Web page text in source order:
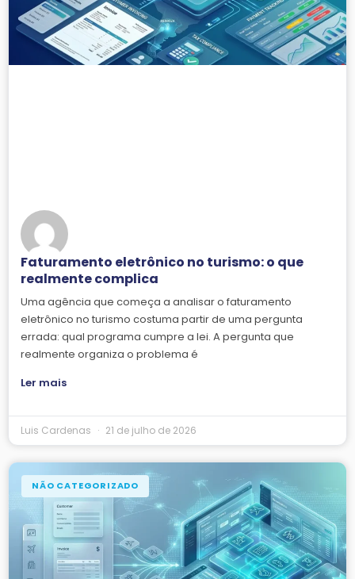
Faturamento eletrônico no turismo: o que
realmente complica
Uma agência que começa a analisar o faturamento
eletrônico no turismo costuma partir de uma pergunta
errada: qual programa cumpre a lei. A pergunta que
realmente organiza o problema é
Ler mais
Luis Cardenas 21 de julho de 2026
NÃO CATEGORIZADO